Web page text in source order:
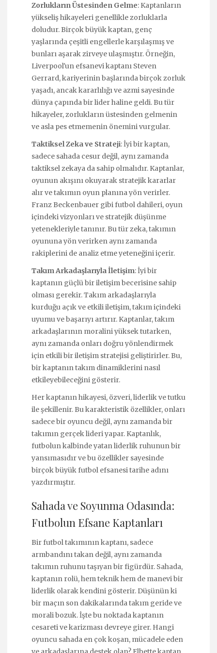
Zorlukların Üstesinden Gelme: Kaptanların
yükseliş hikayeleri genellikle zorluklarla
doludur. Birçok büyük kaptan, genç
yaşlarında çeşitli engellerle karşılaşmış ve
bunları aşarak zirveye ulaşmıştır. Örneğin,
Liverpool'un efsanevi kaptanı Steven
Gerrard, kariyerinin başlarında birçok zorluk
yaşadı, ancak kararlılığı ve azmi sayesinde
dünya çapında bir lider haline geldi. Bu tür
hikayeler, zorlukların üstesinden gelmenin
ve asla pes etmemenin önemini vurgular.
Taktiksel Zeka ve Strateji: İyi bir kaptan,
sadece sahada cesur değil, aynı zamanda
taktiksel zekaya da sahip olmalıdır. Kaptanlar,
oyunun akışını okuyarak stratejik kararlar
alır ve takımın oyun planına yön verirler.
Franz Beckenbauer gibi futbol dahileri, oyun
içindeki vizyonları ve stratejik düşünme
yetenekleriyle tanınır. Bu tür zeka, takımın
oyununa yön verirken aynı zamanda
rakiplerini de analiz etme yeteneğini içerir.
Takım Arkadaşlarıyla İletişim: İyi bir
kaptanın güçlü bir iletişim becerisine sahip
olması gerekir. Takım arkadaşlarıyla
kurduğu açık ve etkili iletişim, takım içindeki
uyumu ve başarıyı artırır. Kaptanlar, takım
arkadaşlarının moralini yüksek tutarken,
aynı zamanda onları doğru yönlendirmek
için etkili bir iletişim stratejisi geliştirirler. Bu,
bir kaptanın takım dinamiklerini nasıl
etkileyebileceğini gösterir.
Her kaptanın hikayesi, özveri, liderlik ve tutku
ile şekillenir. Bu karakteristik özellikler, onları
sadece bir oyuncu değil, aynı zamanda bir
takımın gerçek lideri yapar. Kaptanlık,
futbolun kalbinde yatan liderlik ruhunun bir
yansımasıdır ve bu özellikler sayesinde
birçok büyük futbol efsanesi tarihe adını
yazdırmıştır.
Sahada ve Soyunma Odasında:
Futbolun Efsane Kaptanları
Bir futbol takımının kaptanı, sadece
armbandını takan değil, aynı zamanda
takımın ruhunu taşıyan bir figürdür. Sahada,
kaptanın rolü, hem teknik hem de manevi bir
liderlik olarak kendini gösterir. Düşünün ki
bir maçın son dakikalarında takım geride ve
morali bozuk. İşte bu noktada kaptanın
cesareti ve karizması devreye girer. Hangi
oyuncu sahada en çok koşan, mücadele eden